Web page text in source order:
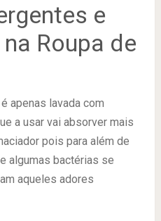
e
Roupa de
apenas lavada com
a usar vai absorver mais
pois para além de
algumas bactérias se
aqueles adores